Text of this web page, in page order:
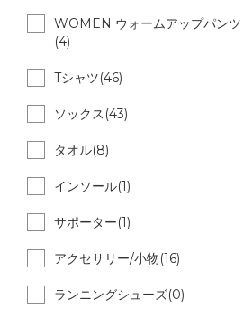
WOMEN ウォームアップパンツ
(4)
Tシャツ(46)
ソックス(43)
タオル(8)
インソール(1)
サポーター(1)
アクセサリー/小物(16)
ランニングシューズ(0)